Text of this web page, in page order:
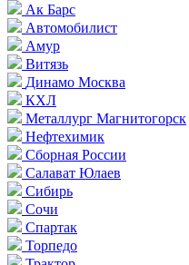
Ак Барс
Автомобилист
Амур
Витязь
Динамо Москва
КХЛ
Металлург Магнитогорск
Нефтехимик
Сборная России
Салават Юлаев
Сибирь
Сочи
Спартак
Торпедо